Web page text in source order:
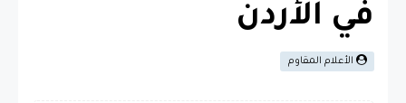
في الأردن
الأعلام المقاوم